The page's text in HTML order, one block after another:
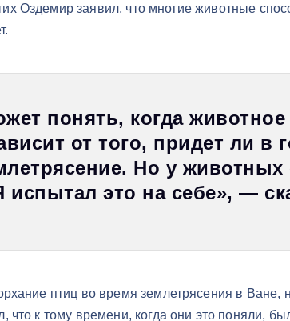
Оздемир заявил, что многие животные
понять, когда животное
от того, придет ли в
Но у животных
испытал это на себе», —
птиц во время землетрясения в Ване,
что к тому времени, когда они это поняли,